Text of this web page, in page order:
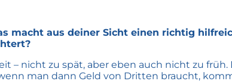
macht aus deiner Sicht einen richtig
– nicht zu spät, aber eben auch nicht zu
man dann Geld von Dritten braucht,